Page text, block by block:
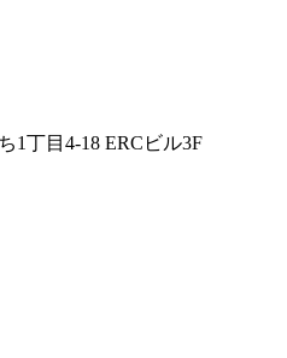
1丁目4-18 ERCビル3F